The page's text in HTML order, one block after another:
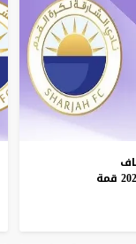
قمة